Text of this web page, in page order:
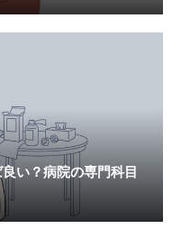
い？病院の専門科目